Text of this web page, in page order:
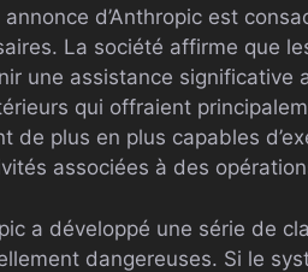
d’Anthropic est
La société affirme que
une assistance significative
qui offraient
de plus en plus capables
associées à des
a développé une série de
dangereuses. Si le